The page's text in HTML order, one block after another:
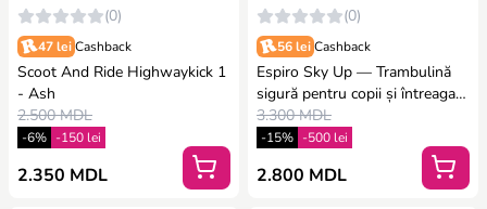
(0)
47 lei Cashback
Scoot And Ride Highwaykick 1
- Ash
2.500 MDL
-6% -150 lei
2.350 MDL
(0)
56 lei Cashback
Espiro Sky Up — Trambulină
sigură pentru copii și întreaga
familie, 244 cm
3.300 MDL
-15% -500 lei
2.800 MDL